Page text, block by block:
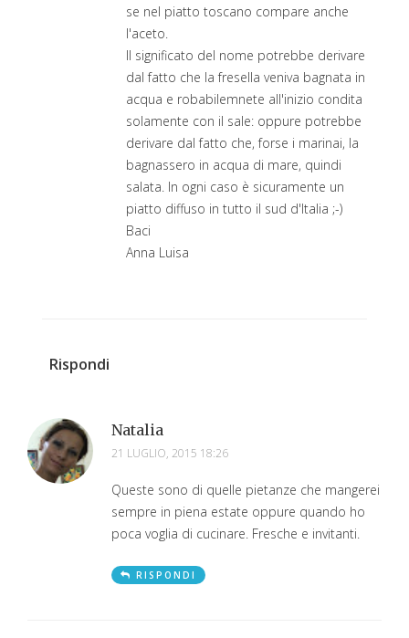
se nel piatto toscano compare anche
l'aceto.
Il significato del nome potrebbe derivare
dal fatto che la fresella veniva bagnata in
acqua e robabilemnete all'inizio condita
solamente con il sale: oppure potrebbe
derivare dal fatto che, forse i marinai, la
bagnassero in acqua di mare, quindi
salata. In ogni caso è sicuramente un
piatto diffuso in tutto il sud d'Italia ;-)
Baci
Anna Luisa
Rispondi
Natalia
21 LUGLIO, 2015 18:26
Queste sono di quelle pietanze che mangerei
sempre in piena estate oppure quando ho
poca voglia di cucinare. Fresche e invitanti.
RISPONDI